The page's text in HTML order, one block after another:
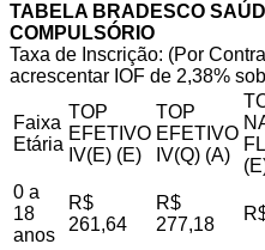
TABELA BRADESCO
COMPULSÓRIO
Taxa de Inscrição: (Por
acrescentar IOF de 2,38%
Faixa
Etária
TOP
EFETIVO
IV(E) (E)
TOP
EFETIVO
IV(Q) (A)
0 a
18
anos
R$
261,64
R$
277,18